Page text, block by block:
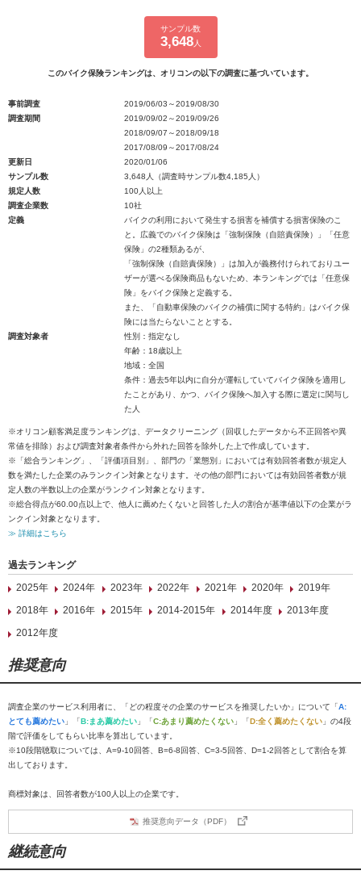
サンプル数
3,648人
このバイク保険ランキングは、オリコンの以下の調査に基づいています。
事前調査
2019/06/03～2019/08/30
調査期間
2019/09/02～2019/09/26
2018/09/07～2018/09/18
2017/08/09～2017/08/24
更新日
2020/01/06
サンプル数
3,648人（調査時サンプル数4,185人）
規定人数
100人以上
調査企業数
10社
定義
バイクの利用において発生する損害を補償する損害保険のこ
と。広義でのバイク保険は「強制保険（自賠責保険）」「任意
保険」の2種類あるが、
「強制保険（自賠責保険）」は加入が義務付けられておりユー
ザーが選べる保険商品もないため、本ランキングでは「任意保
険」をバイク保険と定義する。
また、「自動車保険のバイクの補償に関する特約」はバイク保
険には当たらないこととする。
調査対象者
性別：指定なし
年齢：18歳以上
地域：全国
条件：過去5年以内に自分が運転していてバイク保険を適用し
たことがあり、かつ、バイク保険へ加入する際に選定に関与し
た人
※オリコン顧客満足度ランキングは、データクリーニング（回収したデータから不正回答や異
常値を排除）および調査対象者条件から外れた回答を除外した上で作成しています。
※「総合ランキング」、「評価項目別」、部門の「業態別」においては有効回答者数が規定人
数を満たした企業のみランクイン対象となります。その他の部門においては有効回答者数が規
定人数の半数以上の企業がランクイン対象となります。
※総合得点が60.00点以上で、他人に薦めたくないと回答した人の割合が基準値以下の企業がラ
ンクイン対象となります。
≫ 詳細はこちら
過去ランキング
2025年
2024年 2023年 2022年 2021年 2020年
2019年
2018年
2016年 2015年 2014-2015年 2014年度
2013年度
2012年度
推奨意向
調査企業のサービス利用者に、「どの程度その企業のサービスを推奨したいか」について「A:
とても薦めたい 」「B:まあ薦めたい 」「C:あまり薦めたくない 」「D:全く薦めたくない 」の4段
階で評価をしてもらい比率を算出しています。
※10段階聴取については、A=9-10回答、B=6-8回答、C=3-5回答、D=1-2回答として割合を算
出しております。
商標対象は、回答者数が100人以上の企業です。
推奨意向データ（PDF）
継続意向